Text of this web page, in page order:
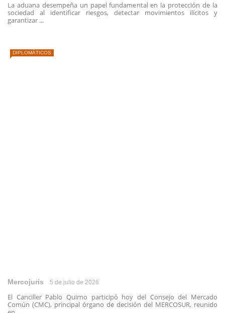
La aduana desempeña un papel fundamental en la protección de la
sociedad al identificar riesgos, detectar movimientos ilícitos y
garantizar ...
DIPLOMÁTICOS
Mercojuris 5 de julio de 2026
El Canciller Pablo Quirno participó hoy del Consejo del Mercado
Común (CMC), principal órgano de decisión del MERCOSUR, reunido